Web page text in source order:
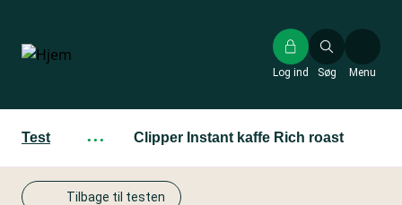
hovedindhold
Søg
Log ind Menu
Test ··· Clipper Instant kaffe Rich roast
Tilbage til testen